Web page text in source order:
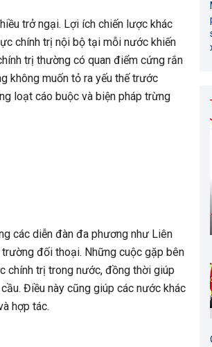
trở ngại. Lợi ích chiến lược khác
chính trị nội bộ tại mỗi nước khiến
trị thường có quan điểm cứng rắn
không muốn tỏ ra yếu thế trước
loạt cáo buộc và biện pháp trừng
các diễn đàn đa phương như Liên
trường đối thoại. Những cuộc gặp bên
chính trị trong nước, đồng thời giúp
Điều này cũng giúp các nước khác
hợp tác.